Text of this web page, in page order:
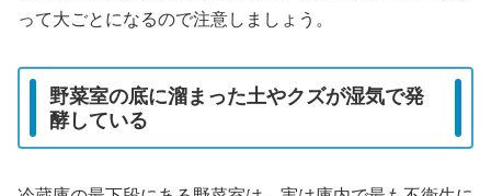
って大ごとになるので注意しましょう。
野菜室の底に溜まった土やクズが湿気で発
酵している